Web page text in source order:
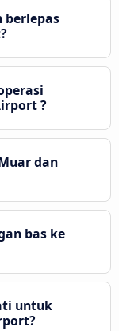
berlepas
?
dan
bas ke
untuk